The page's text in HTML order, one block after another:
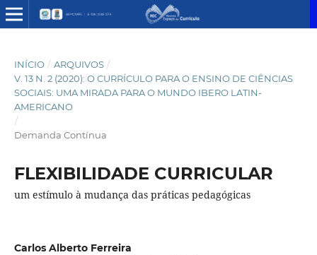
INÍCIO / ARQUIVOS /
V. 13 N. 2 (2020): O CURRÍCULO PARA O ENSINO DE CIÊNCIAS
SOCIAIS: UMA MIRADA PARA O MUNDO IBERO LATIN-
AMERICANO
/
Demanda Contínua
FLEXIBILIDADE CURRICULAR
um estímulo à mudança das práticas pedagógicas
Carlos Alberto Ferreira